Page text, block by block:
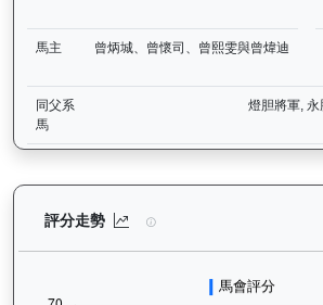
馬主 曾炳城、曾懷司、曾熙雯與曾煒迪
同父系
馬
燈胆將軍,
評分走勢 運來伍寶（J153）— 評